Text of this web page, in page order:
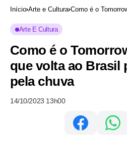
Início Arte e Cultura Como é o
Arte E Cultura
Como é o
que volta ao Brasil
pela chuva
14/10/2023 13h00